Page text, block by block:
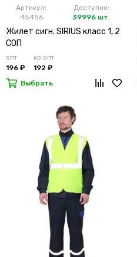
Артикул:
45456
Доступно:
39996 шт.
Жилет сигн. SIRIUS класс 1, 2
СОП
опт
196 ₽
кр.опт
192 ₽
Выбрать